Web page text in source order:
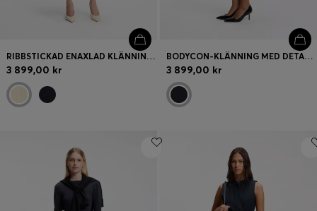
RIBBSTICKAD ENAXLAD KLÄNNING MED PLISSERAD KJOL
3 899,00 kr
BODYCON-KLÄNNING MED DETALJER I GROSGRAIN
3 899,00 kr